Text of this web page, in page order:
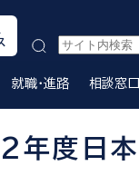
就職・進路 相談窓口
年度日